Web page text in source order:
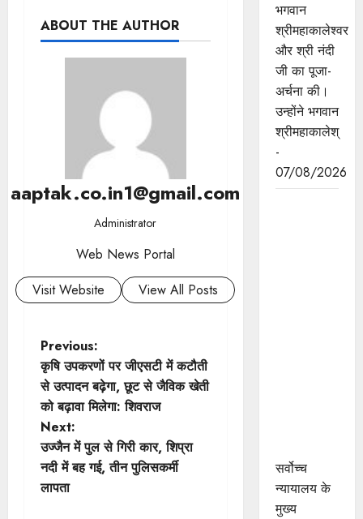
ABOUT THE AUTHOR
aaptak.co.in1@gmail.com
Administrator
Web News Portal
Visit Website
View All Posts
P
o
s
t
n
Previous:
कृषि उपकरणों पर जीएसटी में कटौती
से उत्पादन बढ़ेगा, छूट से जैविक खेती
को बढ़ावा मिलेगा: शिवराज
Next:
उज्जैन में पुल से गिरी कार, शिप्रा
नदी में बह गई, तीन पुलिसकर्मी
लापता
भगवान
श्रीमहाकालेश्‍वर
और श्री नंदी
जी का पूजा-
अर्चना की।
उन्‍होंने भगवान
श्रीमहाकालेश्
-
07/08/2026
सर्वोच्च
न्यायालय के
मुख्‍य